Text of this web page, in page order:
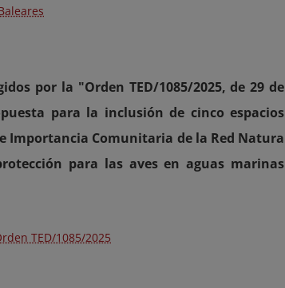
por la "Orden TED/1085/2025, de 29 de
para la inclusión de cinco espacios
Importancia Comunitaria de la Red Natura
para las aves en aguas marinas
TED/1085/2025